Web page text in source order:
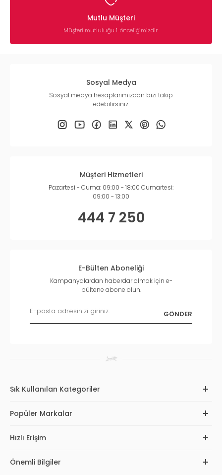
Mutlu Müşteri
Müşteri mutluluğu 1. önceliğimizdir.
Sosyal Medya
Sosyal medya hesaplarımızdan bizi takip
edebilirsiniz.
Müşteri Hizmetleri
Pazartesi - Cuma: 09:00 - 18:00 Cumartesi:
09:00 - 13:00
444 7 250
E-Bülten Aboneliği
Kampanyalardan haberdar olmak için e-
bültene abone olun.
Sık Kullanılan Kategoriler
Popüler Markalar
Hızlı Erişim
Önemli Bilgiler